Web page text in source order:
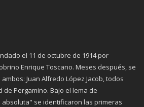
el 11 de octubre de 1914 por
Enrique Toscano. Meses después, se
Juan Alfredo López Jacob, todos
Pergamino. Bajo el lema de
se identificaron las primeras